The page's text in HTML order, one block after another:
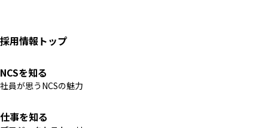
採用情報トップ
NCSを知る
社員が思うNCSの魅力
仕事を知る